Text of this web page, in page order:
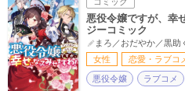
悪役令嬢ですが、幸
ジーコミック
まろ／おだやか／黒助くい奈／彩戸ゆめ／栗山こがね／mayan／ARATA／りったん／うき太郎／まゆらん／かしい葵／みまさか／まぁ／空倉シキジ／小雪／道雪葵／シロヒト梨太／シクラメン／やましろ梅太／真冬日／ほしの総明／猫又どれみ／尾羊英／水野
女性
恋愛・ラブコ
悪役令嬢 ラブコメ